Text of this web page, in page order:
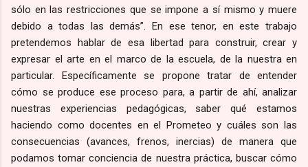
sólo en las restricciones que se impone a sí mismo y muere
debido a todas las demás”. En ese tenor, en este trabajo
pretendemos hablar de esa libertad para construir, crear y
expresar el arte en el marco de la escuela, de la nuestra en
particular. Específicamente se propone tratar de entender
cómo se produce ese proceso para, a partir de ahí, analizar
nuestras experiencias pedagógicas, saber qué estamos
haciendo como docentes en el Prometeo y cuáles son las
consecuencias (avances, frenos, inercias) de manera que
podamos tomar conciencia de nuestra práctica, buscar cómo